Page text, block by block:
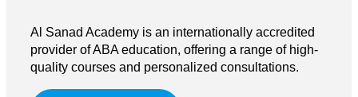
Al Sanad Academy is an internationally accredited
provider of ABA education, offering a range of high-
quality courses and personalized consultations.